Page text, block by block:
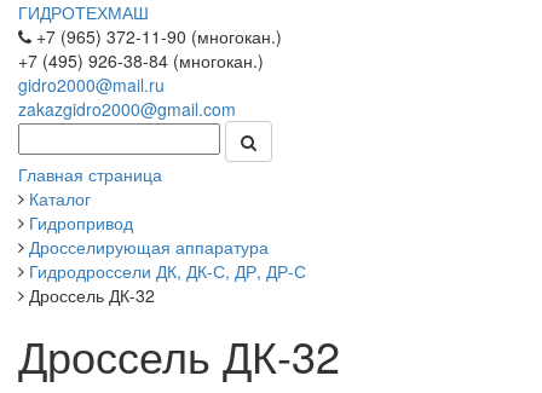
ГИДРОТЕХМАШ
+7 (965) 372-11-90 (многокан.)
+7 (495) 926-38-84 (многокан.)
gidro2000@mail.ru
zakazgidro2000@gmail.com
Главная страница
Каталог
Гидропривод
Дросселирующая аппаратура
Гидродроссели ДК, ДК-С, ДР, ДР-С
Дроссель ДК-32
Дроссель ДК-32